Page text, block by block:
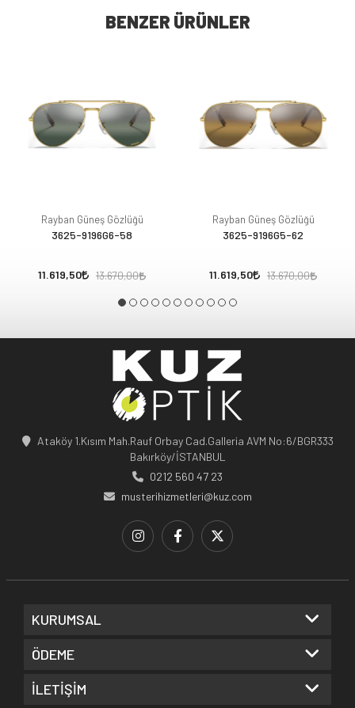
BENZER ÜRÜNLER
Rayban Güneş Gözlüğü
3625-9196G6-58
11.619,50 13.670,00
Rayban Güneş Gözlüğü
3625-9196G5-62
11.619,50 13.670,00
Ataköy 1.Kısım Mah.Rauf Orbay Cad.Galleria AVM No:6/BGR333
Bakırköy/İSTANBUL
0212 560 47 23
musterihizmetleri@kuz.com
KURUMSAL
ÖDEME
İLETİŞİM